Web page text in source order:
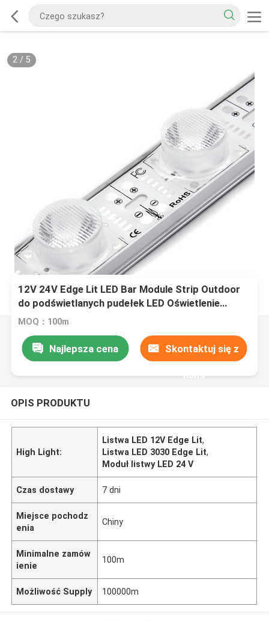
2/ 5
12V 24V Edge Lit LED Bar Module Strip Outdoor
do podświetlanych pudełek LED Oświetlenie
wyświetlacza
MOQ：100m
Najlepsza cena Skontaktuj się z
nami
OPIS PRODUKTU
High Light:
Listwa LED 12V Edge Lit,
Listwa LED 3030 Edge Lit,
Moduł listwy LED 24 V
Czas dostawy 7 dni
Miejsce pochodz
enia
Chiny
Minimalne zamów
ienie
100m
Możliwość Supply 100000m